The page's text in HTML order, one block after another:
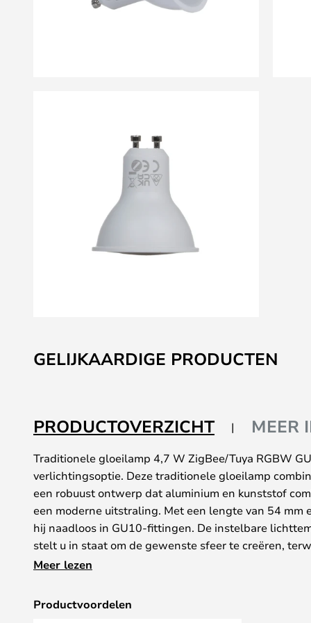
naar
het
de
afbeeldingen-
gallerij
GELIJKAARDIGE PRODUCTEN
PRODUCTOVERZICHT MEER
Traditionele gloeilamp 4,7 W ZigBee/Tuya RGBW
verlichtingsoptie. Deze traditionele gloeilamp
een robuust ontwerp dat aluminium en kunststof
een moderne uitstraling. Met een lengte van 54 mm
hij naadloos in GU10-fittingen. De instelbare
stelt u in staat om de gewenste sfeer te creëren,
(CRI) van 80 ervoor zorgt dat de kleuren
kunt bedienen en de kleur en helderheid van het
Meer lezen
Productvoordelen